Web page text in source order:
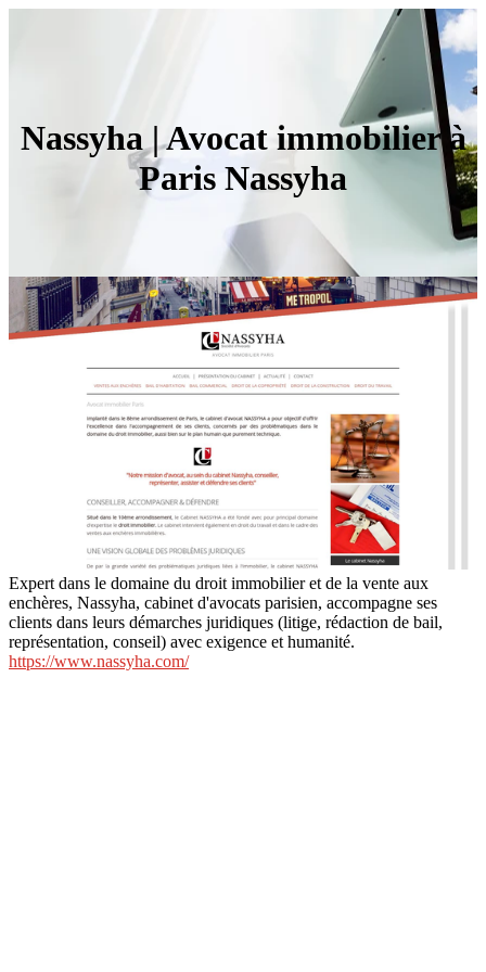
Nassyha | Avocat immobilier à
Paris Nassyha
Expert dans le domaine du droit immobilier et de la vente aux
enchères, Nassyha, cabinet d'avocats parisien, accompagne ses
clients dans leurs démarches juridiques (litige, rédaction de bail,
représentation, conseil) avec exigence et humanité.
https://www.nassyha.com/